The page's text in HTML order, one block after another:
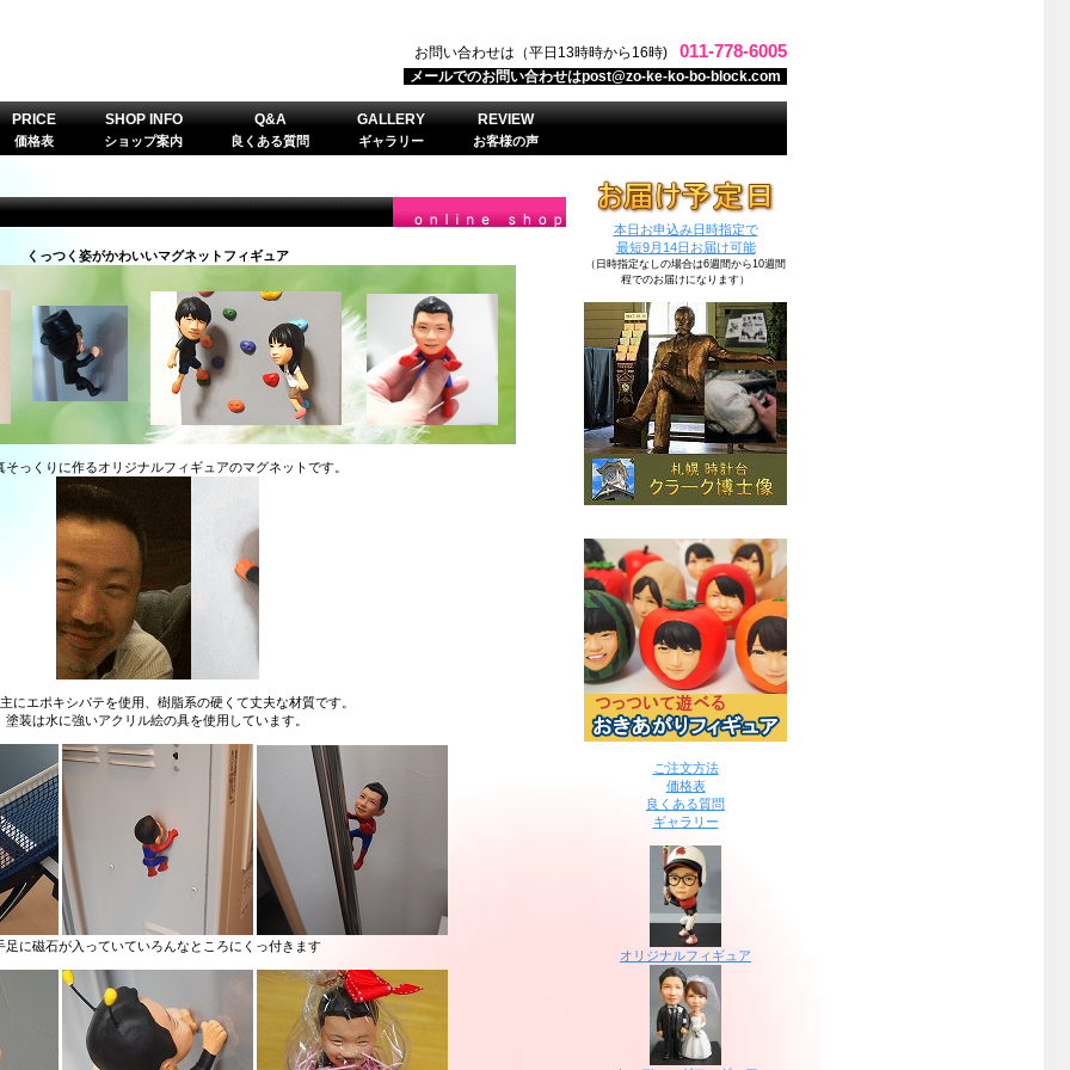
お問い合わせは（平日13時時から16時) 011-778-6005
メールでのお問い合わせはpost@zo-ke-ko-bo-block.com
くっつく姿がかわいいマグネットフィギュア
そっくりに作るオリジナルフィギュアのマグネットです。
にエポキシパテを使用、樹脂系の硬くて丈夫な材質です。
塗装は水に強いアクリル絵の具を使用しています。
足に磁石が入っていていろんなところにくっ付きます
PRICE
価格表
SHOP INFO
ショップ案内
Q&A
良くある質問
GALLERY
ギャラリー
REVIEW
お客様の声
本日お申込み日時指定で
最短9月14日お届け可能
（日時指定なしの場合は6週間から10週間
程でのお届けになります）
ご注文方法
価格表
良くある質問
ギャラリー
オリジナルフィギュア